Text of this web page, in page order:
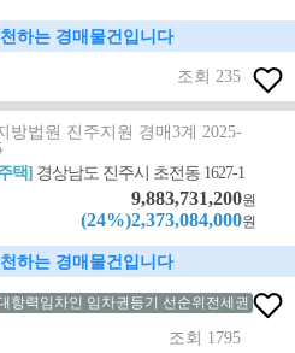
하는 경매물건입니다
조회 235
방법원 진주지원 경매3계 2025-
택] 경상남도 진주시 초전동 1627-1
9,883,731,200원
(24%)2,373,084,000원
하는 경매물건입니다
항력임차인 임차권등기 선순위전세권
조회 1795